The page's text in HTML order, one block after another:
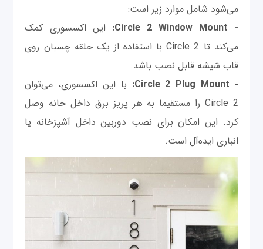
می‌شود شامل موارد زیر است:
- Circle 2 Window Mount:
این اکسسوری کمک
می‌کند تا Circle 2 با استفاده از یک حلقه چسبان روی
قاب شیشه قابل نصب باشد.
- Circle 2 Plug Mount:
با این اکسسوری، می‌توان
Circle 2 را مستقیما به هر پریز برق داخل خانه وصل
کرد. این امکان برای نصب دوربین داخل آشپزخانه یا
انباری ایده‌آل است.